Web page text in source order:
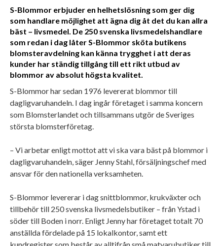
S-Blommor erbjuder en helhetslösning som ger dig
som handlare möjlighet att ägna dig åt det du kan allra
bäst – livsmedel. De 250 svenska livsmedelshandlare
som redan i dag låter S-Blommor sköta butikens
blomsteravdelning kan känna trygghet i att deras
kunder har ständig tillgång till ett rikt utbud av
blommor av absolut högsta kvalitet.
S-Blommor har sedan 1976 levererat blommor till
dagligvaruhandeln. I dag ingår företaget i samma koncern
som Blomsterlandet och tillsammans utgör de Sveriges
största blomsterföretag.
– Vi arbetar enligt mottot att vi ska vara bäst på blommor i
dagligvaruhandeln, säger Jenny Stahl, försäljningschef med
ansvar för den nationella verksamheten.
S-Blommor levererar i dag snittblommor, krukväxter och
tillbehör till 250 svenska livsmedelsbutiker – från Ystad i
söder till Boden i norr. Enligt Jenny har företaget totalt 70
anställda fördelade på 15 lokalkontor, samt ett
kundregister som består av alltifrån små matvarubutiker till